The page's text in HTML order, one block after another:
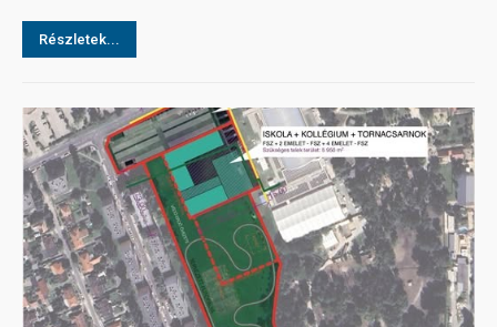
Részletek...